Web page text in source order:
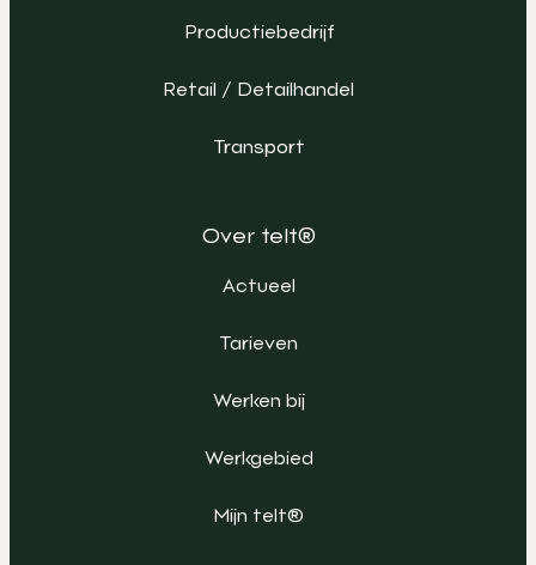
Productiebedrijf
Retail / Detailhandel
Transport
Over telt®
Actueel
Tarieven
Werken bij
Werkgebied
Mijn telt®